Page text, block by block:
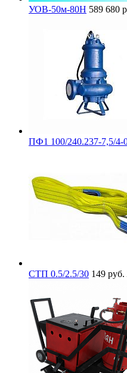
УОВ-50м-80Н 589 680
ПФ1 100/240.237-7,5/4-
СТП 0.5/2.5/30 149 руб.